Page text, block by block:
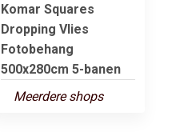
Komar Squares
Dropping Vlies
Fotobehang
500x280cm 5-banen
Meerdere shops